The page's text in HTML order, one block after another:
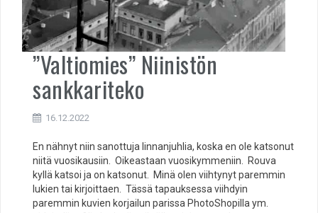
”Valtiomies” Niinistön
sankkariteko
16.12.2022
En nähnyt niin sanottuja linnanjuhlia, koska en ole katsonut
niitä vuosikausiin. Oikeastaan vuosikymmeniin. Rouva
kyllä katsoi ja on katsonut. Minä olen viihtynyt paremmin
lukien tai kirjoittaen. Tässä tapauksessa viihdyin
paremmin kuvien korjailun parissa PhotoShopilla ym.